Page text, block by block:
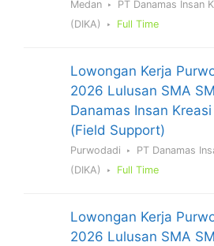
Medan
PT Danamas Insan
(DIKA)
Full Time
Lowongan Kerja
2026 Lulusan SMA
Danamas Insan
(Field Support)
Purwodadi
PT Danamas
(DIKA)
Full Time
Lowongan Kerja
2026 Lulusan SMA